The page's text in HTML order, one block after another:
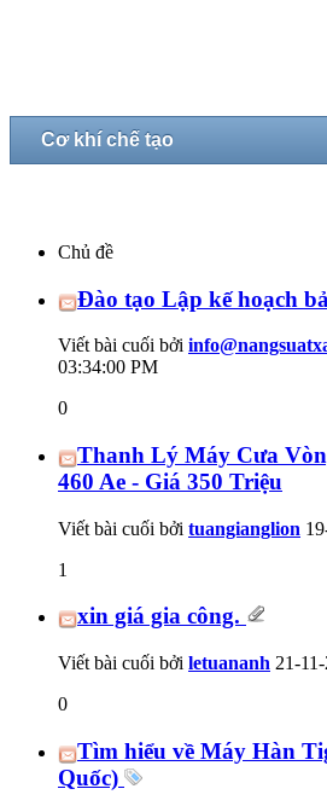
Cơ khí chế tạo
Chủ đề
Đào tạo Lập kế hoạch
Viết bài cuối bởi
03:34:00 PM
0
Thanh Lý Máy Cưa
460 Ae - Giá 350 Triệu
Viết bài cuối bởi tuangianglion
1
xin giá gia công.
Viết bài cuối bởi letuananh 21-
0
Tìm hiểu về Máy Hàn
Quốc)